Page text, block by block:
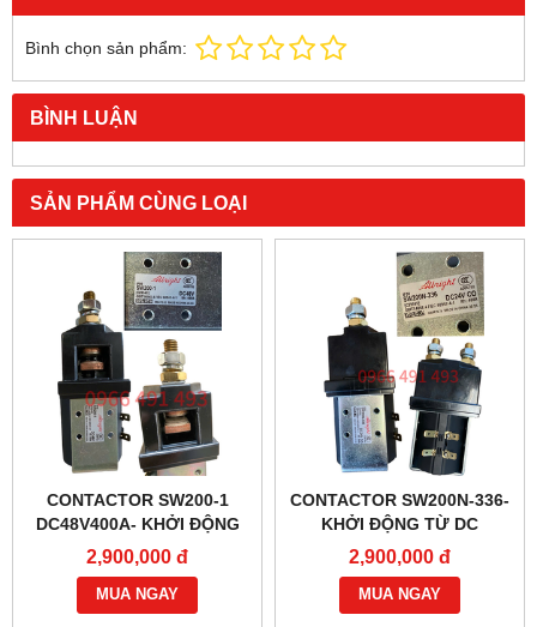
Bình chọn sản phẩm:
BÌNH LUẬN
SẢN PHẨM CÙNG LOẠI
CONTACTOR SW200-1
DC48V400A- KHỞI ĐỘNG
TỪ CHÍNH HÃNG
ALBRIGHT
2,900,000 đ
MUA NGAY
CONTACTOR SW200N-336-
KHỞI ĐỘNG TỪ DC
24V400A CHÍNH HÃNG
ALBRIGHT
2,900,000 đ
MUA NGAY